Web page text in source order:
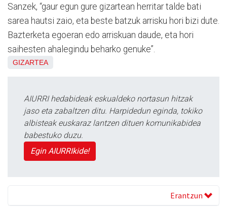
Sanzek, “gaur egun gure gizartean herritar talde bati
sarea hautsi zaio, eta beste batzuk arrisku hori bizi dute.
Bazterketa egoeran edo arriskuan daude, eta hori
saihesten ahalegindu beharko genuke”.
GIZARTEA
AIURRI hedabideak eskualdeko nortasun hitzak
jaso eta zabaltzen ditu. Harpidedun eginda, tokiko
albisteak euskaraz lantzen dituen komunikabidea
babestuko duzu.
Egin AIURRIkide!
Erantzun